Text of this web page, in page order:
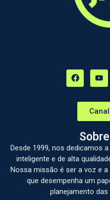
Desde 1999, nos dedicamos
inteligente e de alta
Nossa missão é ser a voz e
que desempenha um
planejamento